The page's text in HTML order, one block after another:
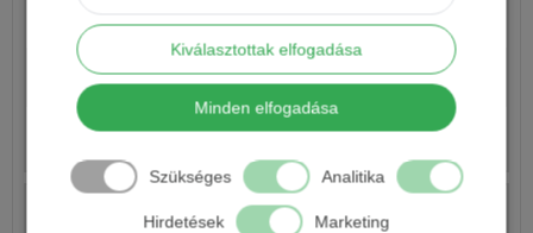
Kiválasztottak elfogadása
Minden elfogadása
Szükséges Analitika
Hirdetések Marketing
1 090 Ft
Részletek